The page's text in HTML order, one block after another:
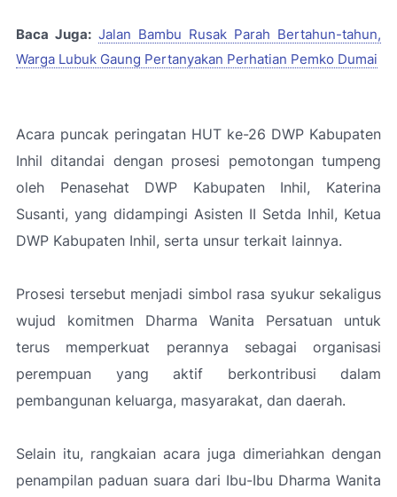
Baca Juga: Jalan Bambu Rusak Parah Bertahun-tahun,
Warga Lubuk Gaung Pertanyakan Perhatian Pemko Dumai
Acara puncak peringatan HUT ke-26 DWP Kabupaten
Inhil ditandai dengan prosesi pemotongan tumpeng
oleh Penasehat DWP Kabupaten Inhil, Katerina
Susanti, yang didampingi Asisten II Setda Inhil, Ketua
DWP Kabupaten Inhil, serta unsur terkait lainnya.
Prosesi tersebut menjadi simbol rasa syukur sekaligus
wujud komitmen Dharma Wanita Persatuan untuk
terus memperkuat perannya sebagai organisasi
perempuan yang aktif berkontribusi dalam
pembangunan keluarga, masyarakat, dan daerah.
Selain itu, rangkaian acara juga dimeriahkan dengan
penampilan paduan suara dari Ibu-Ibu Dharma Wanita